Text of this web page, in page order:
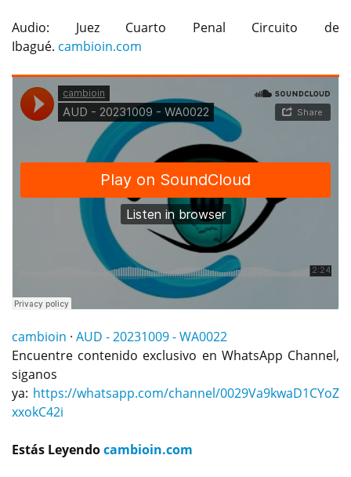
Audio: Juez Cuarto Penal Circuito de
Ibagué. cambioin.com
cambioin · AUD - 20231009 - WA0022
Encuentre contenido exclusivo en WhatsApp Channel,
siganos
ya: https://whatsapp.com/channel/0029Va9kwaD1CYoZ
xxokC42i
Estás Leyendocambioin.com